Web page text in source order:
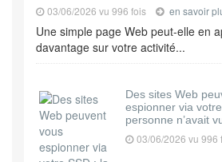
03/06/2026 vu 996 fois en savoir
Une simple page Web peut-elle en
davantage sur votre activité...
Des sites Web
espionner via
personne n’avait
03/06/2026 vu 996